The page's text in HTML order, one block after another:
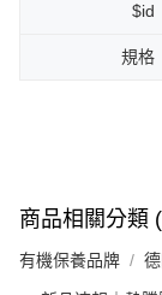
$id
規格
商品相關分類
有機保養品牌